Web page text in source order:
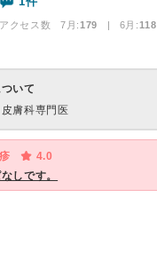
アクセス数 7月:179 | 6月:118
いて
皮膚科専門医
4.0
しです。